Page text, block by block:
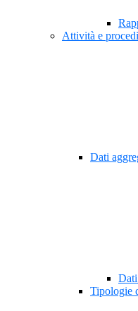
Attività e
Dati
Tipologie